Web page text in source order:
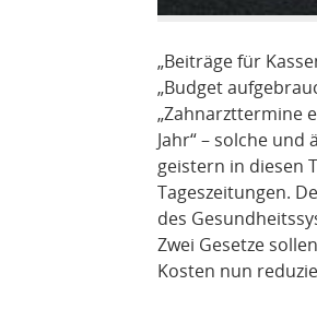
„Beiträge für
„Budget
„Zahnarzttermine
Jahr“ – solche und
geistern in diesen
Tageszeitungen.
des
Zwei Gesetze
Kosten nun